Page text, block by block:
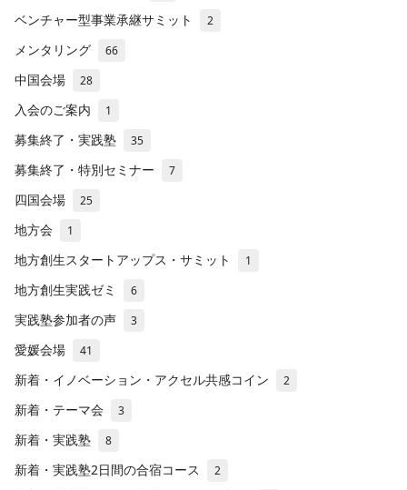
ベンチャー型事業承継サミット 2
メンタリング 66
中国会場 28
入会のご案内 1
募集終了・実践塾 35
募集終了・特別セミナー 7
四国会場 25
地方会 1
地方創生スタートアップス・サミット 1
地方創生実践ゼミ 6
実践塾参加者の声 3
愛媛会場 41
新着・イノベーション・アクセル共感コイン 2
新着・テーマ会 3
新着・実践塾 8
新着・実践塾2日間の合宿コース 2